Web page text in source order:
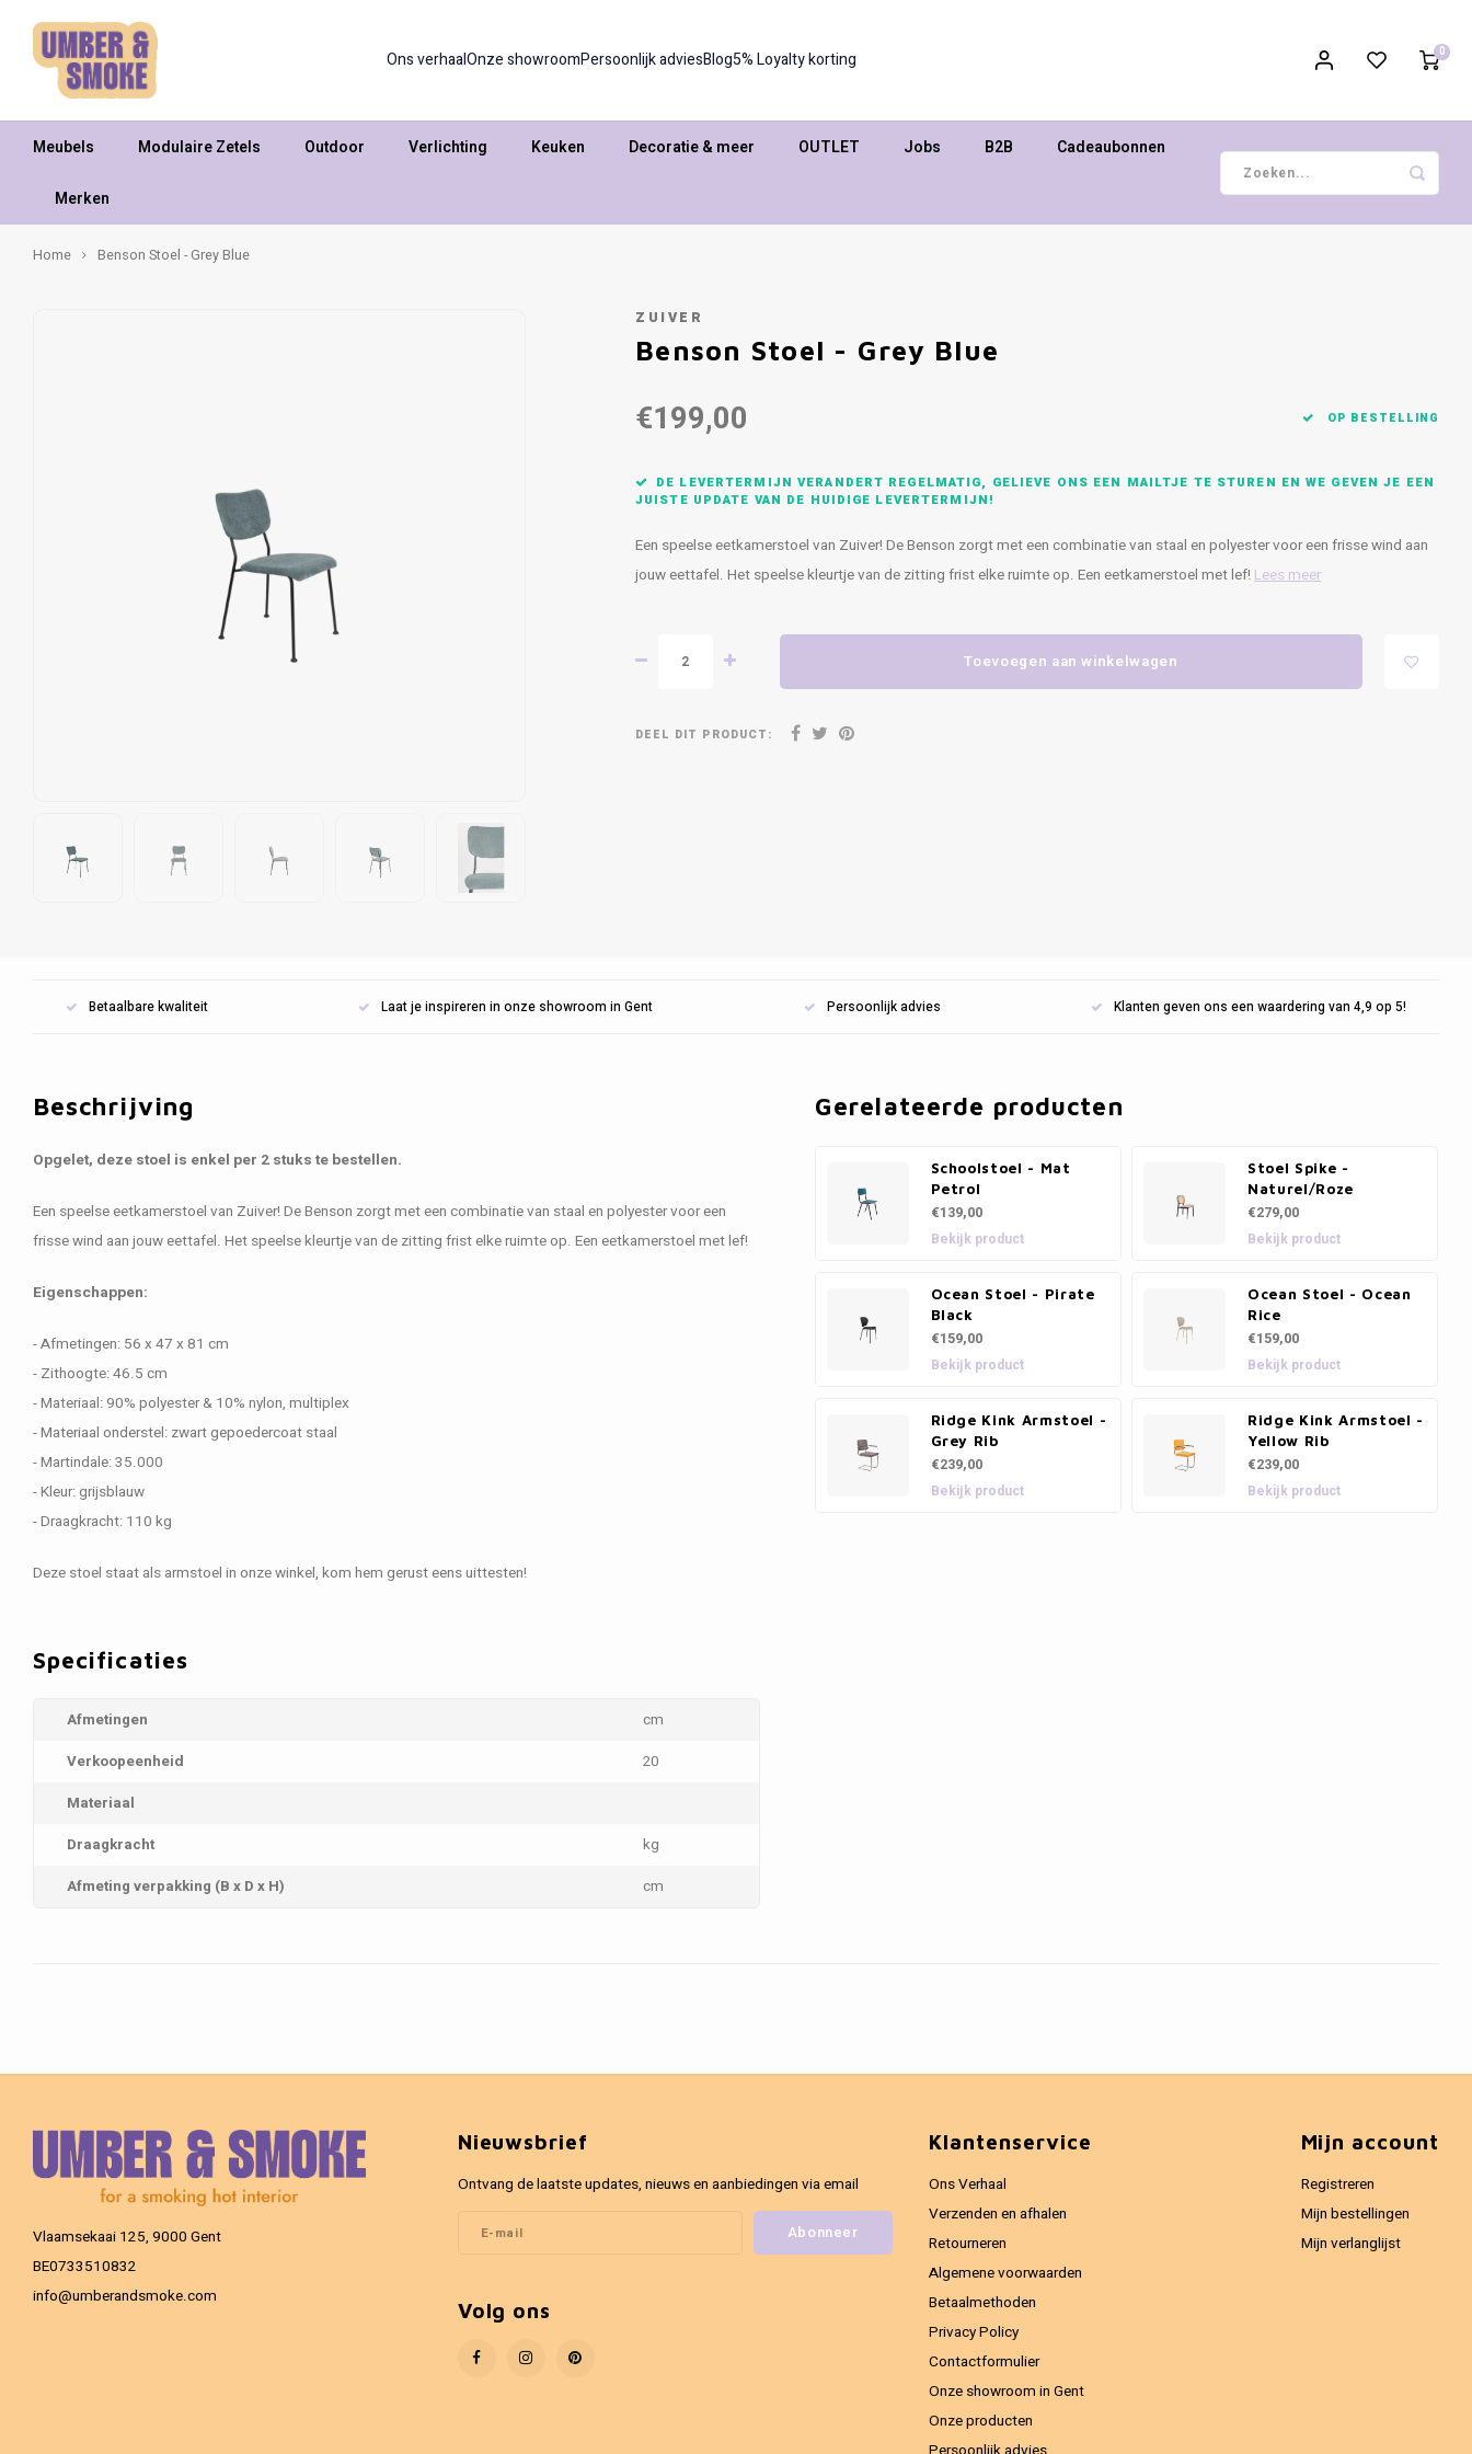
Ons verhaalOnze showroomPersoonlijk adviesBlog5% Loyalty korting 0
Meubels Modulaire Zetels Outdoor Verlichting Keuken Decoratie & meer OUTLET Jobs B2B Cadeaubonnen
Merken
Home Benson Stoel - Grey Blue
ZUIVER
Benson Stoel - Grey Blue
€199,00 OP BESTELLING
DE LEVERTERMIJN VERANDERT REGELMATIG, GELIEVE ONS EEN MAILTJE TE STUREN EN WE GEVEN JE EEN
JUISTE UPDATE VAN DE HUIDIGE LEVERTERMIJN!
Een speelse eetkamerstoel van Zuiver! De Benson zorgt met een combinatie van staal en polyester voor een frisse wind aan
jouw eettafel. Het speelse kleurtje van de zitting frist elke ruimte op. Een eetkamerstoel met lef!Lees meer
Toevoegen aan winkelwagen
DEEL DIT PRODUCT:
Betaalbare kwaliteit Laat je inspireren in onze showroom in Gent Persoonlijk advies Klanten geven ons een waardering van 4,9 op 5!
Beschrijving
Opgelet, deze stoel is enkel per 2 stuks te bestellen.
Een speelse eetkamerstoel van Zuiver! De Benson zorgt met een combinatie van staal en polyester voor een
frisse wind aan jouw eettafel. Het speelse kleurtje van de zitting frist elke ruimte op. Een eetkamerstoel met lef!
Eigenschappen:
- Afmetingen: 56 x 47 x 81 cm
- Zithoogte: 46.5 cm
- Materiaal: 90% polyester & 10% nylon, multiplex
- Materiaal onderstel: zwart gepoedercoat staal
- Martindale: 35.000
- Kleur: grijsblauw
- Draagkracht: 110 kg
Deze stoel staat als armstoel in onze winkel, kom hem gerust eens uittesten!
Specificaties
Afmetingen
cm
Verkoopeenheid
20
Materiaal
Draagkracht
kg
Afmeting verpakking (B x D x H)
cm
Gerelateerde producten
Schoolstoel - Mat
Petrol
€139,00
Bekijk product
Stoel Spike -
Naturel/Roze
€279,00
Bekijk product
Ocean Stoel - Pirate
Black
€159,00
Bekijk product
Ocean Stoel - Ocean
Rice
€159,00
Bekijk product
Ridge Kink Armstoel -
Grey Rib
€239,00
Bekijk product
Ridge Kink Armstoel -
Yellow Rib
€239,00
Bekijk product
Vlaamsekaai 125, 9000 Gent
BE0733510832
info@umberandsmoke.com
Nieuwsbrief
Ontvang de laatste updates, nieuws en aanbiedingen via email
Abonneer
Volg ons
Klantenservice
Ons Verhaal
Verzenden en afhalen
Retourneren
Algemene voorwaarden
Betaalmethoden
Privacy Policy
Contactformulier
Onze showroom in Gent
Onze producten
Mijn account
Registreren
Mijn bestellingen
Mijn verlanglijst